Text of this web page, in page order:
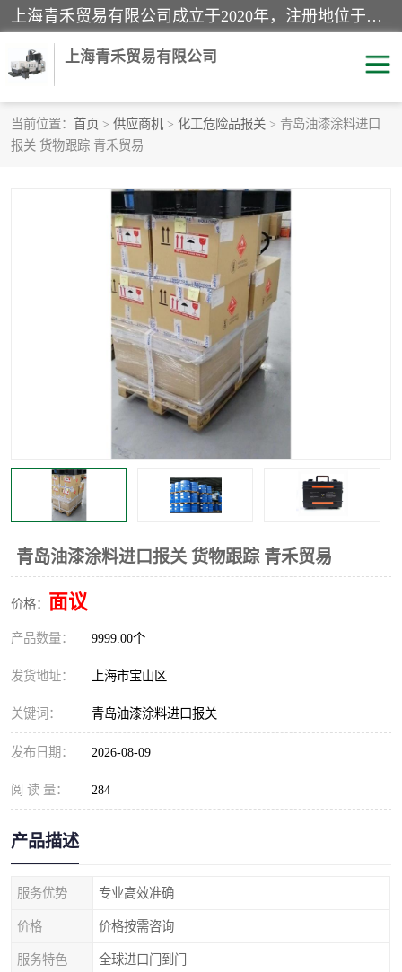
上海青禾贸易有限公司成立于2020年，注册地位于上海市宝山区。经营范围包括：机械设备、五金制品、劳防用品、电子产品、塑胶制品、家具、模具、纺织品、仪器仪表、建筑材料、装饰材料、化工产品、金属制品、机车配件等货物进出口报关、清关服务。
上海青禾贸易有限公司
当前位置： 首页 > 供应商机 > 化工危险品报关 > 青岛油漆涂料进口
报关 货物跟踪 青禾贸易
青岛油漆涂料进口报关 货物跟踪 青禾贸易
价格： 面议
产品数量： 9999.00个
发货地址： 上海市宝山区
关键词： 青岛油漆涂料进口报关
发布日期： 2026-08-09
阅 读 量： 284
产品描述
服务优势 专业高效准确
价格 价格按需咨询
服务特色 全球进口门到门
酒类饮料报关
服装进口清关
进口杂货清关
家用电器报关 机床进口清关
国际灯具清关